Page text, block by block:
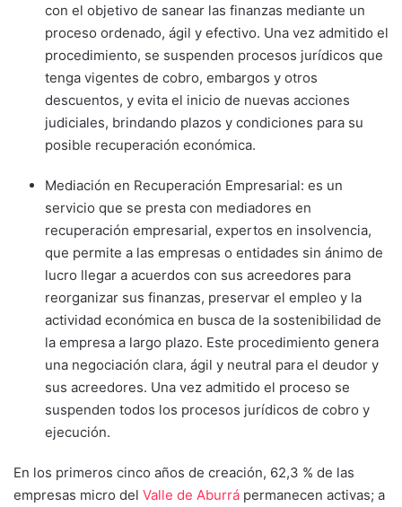
con el objetivo de sanear las finanzas mediante un
proceso ordenado, ágil y efectivo. Una vez admitido el
procedimiento, se suspenden procesos jurídicos que
tenga vigentes de cobro, embargos y otros
descuentos, y evita el inicio de nuevas acciones
judiciales, brindando plazos y condiciones para su
posible recuperación económica.
Mediación en Recuperación Empresarial: es un
servicio que se presta con mediadores en
recuperación empresarial, expertos en insolvencia,
que permite a las empresas o entidades sin ánimo de
lucro llegar a acuerdos con sus acreedores para
reorganizar sus finanzas, preservar el empleo y la
actividad económica en busca de la sostenibilidad de
la empresa a largo plazo. Este procedimiento genera
una negociación clara, ágil y neutral para el deudor y
sus acreedores. Una vez admitido el proceso se
suspenden todos los procesos jurídicos de cobro y
ejecución.
En los primeros cinco años de creación, 62,3 % de las
empresas micro del Valle de Aburrá permanecen activas; a